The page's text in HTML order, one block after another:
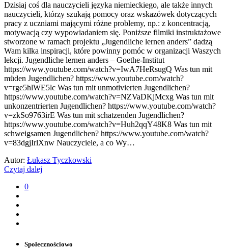
Dzisiaj coś dla nauczycieli języka niemieckiego, ale także innych
nauczycieli, którzy szukają pomocy oraz wskazówek dotyczących
pracy z uczniami mającymi różne problemy, np.: z koncentracją,
motywacją czy wypowiadaniem się. Poniższe filmiki instruktażowe
stworzone w ramach projektu „Jugendliche lernen anders” dadzą
Wam kilka inspiracji, które powinny pomóc w organizacji Waszych
lekcji. Jugendliche lernen anders – Goethe-Institut
https://www.youtube.com/watch?v=IwA7HeRsugQ Was tun mit
müden Jugendlichen? https://www.youtube.com/watch?
v=rge5hlWE5lc Was tun mit unmotivierten Jugendlichen?
https://www.youtube.com/watch?v=NZVaDKjMcxg Was tun mit
unkonzentrierten Jugendlichen? https://www.youtube.com/watch?
v=zkSo9763irE Was tun mit schatzenden Jugendlichen?
https://www.youtube.com/watch?v=Huh2qqY48K8 Was tun mit
schweigsamen Jugendlichen? https://www.youtube.com/watch?
v=83dgjIrlXnw Nauczyciele, a co Wy…
Autor: Łukasz Tyczkowski
Czytaj dalej
0
Społecznościowo